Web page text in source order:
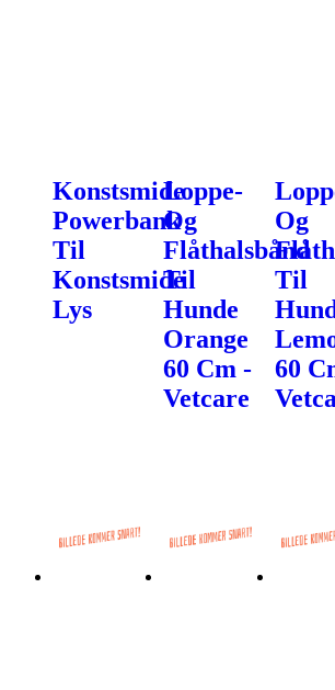
Konstsmide
Powerbank
Til
Konstsmide
Lys
Loppe-
Og
Flåthalsbånd
Til
Hunde
Orange
60 Cm -
Vetcare
Og
Til
60